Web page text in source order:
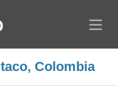
Colombia